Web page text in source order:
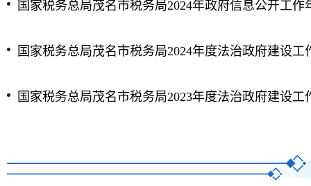
国家税务总局茂名市税务局2024年政府信息公开工作
国家税务总局茂名市税务局2024年度法治政府建设工
国家税务总局茂名市税务局2023年度法治政府建设工